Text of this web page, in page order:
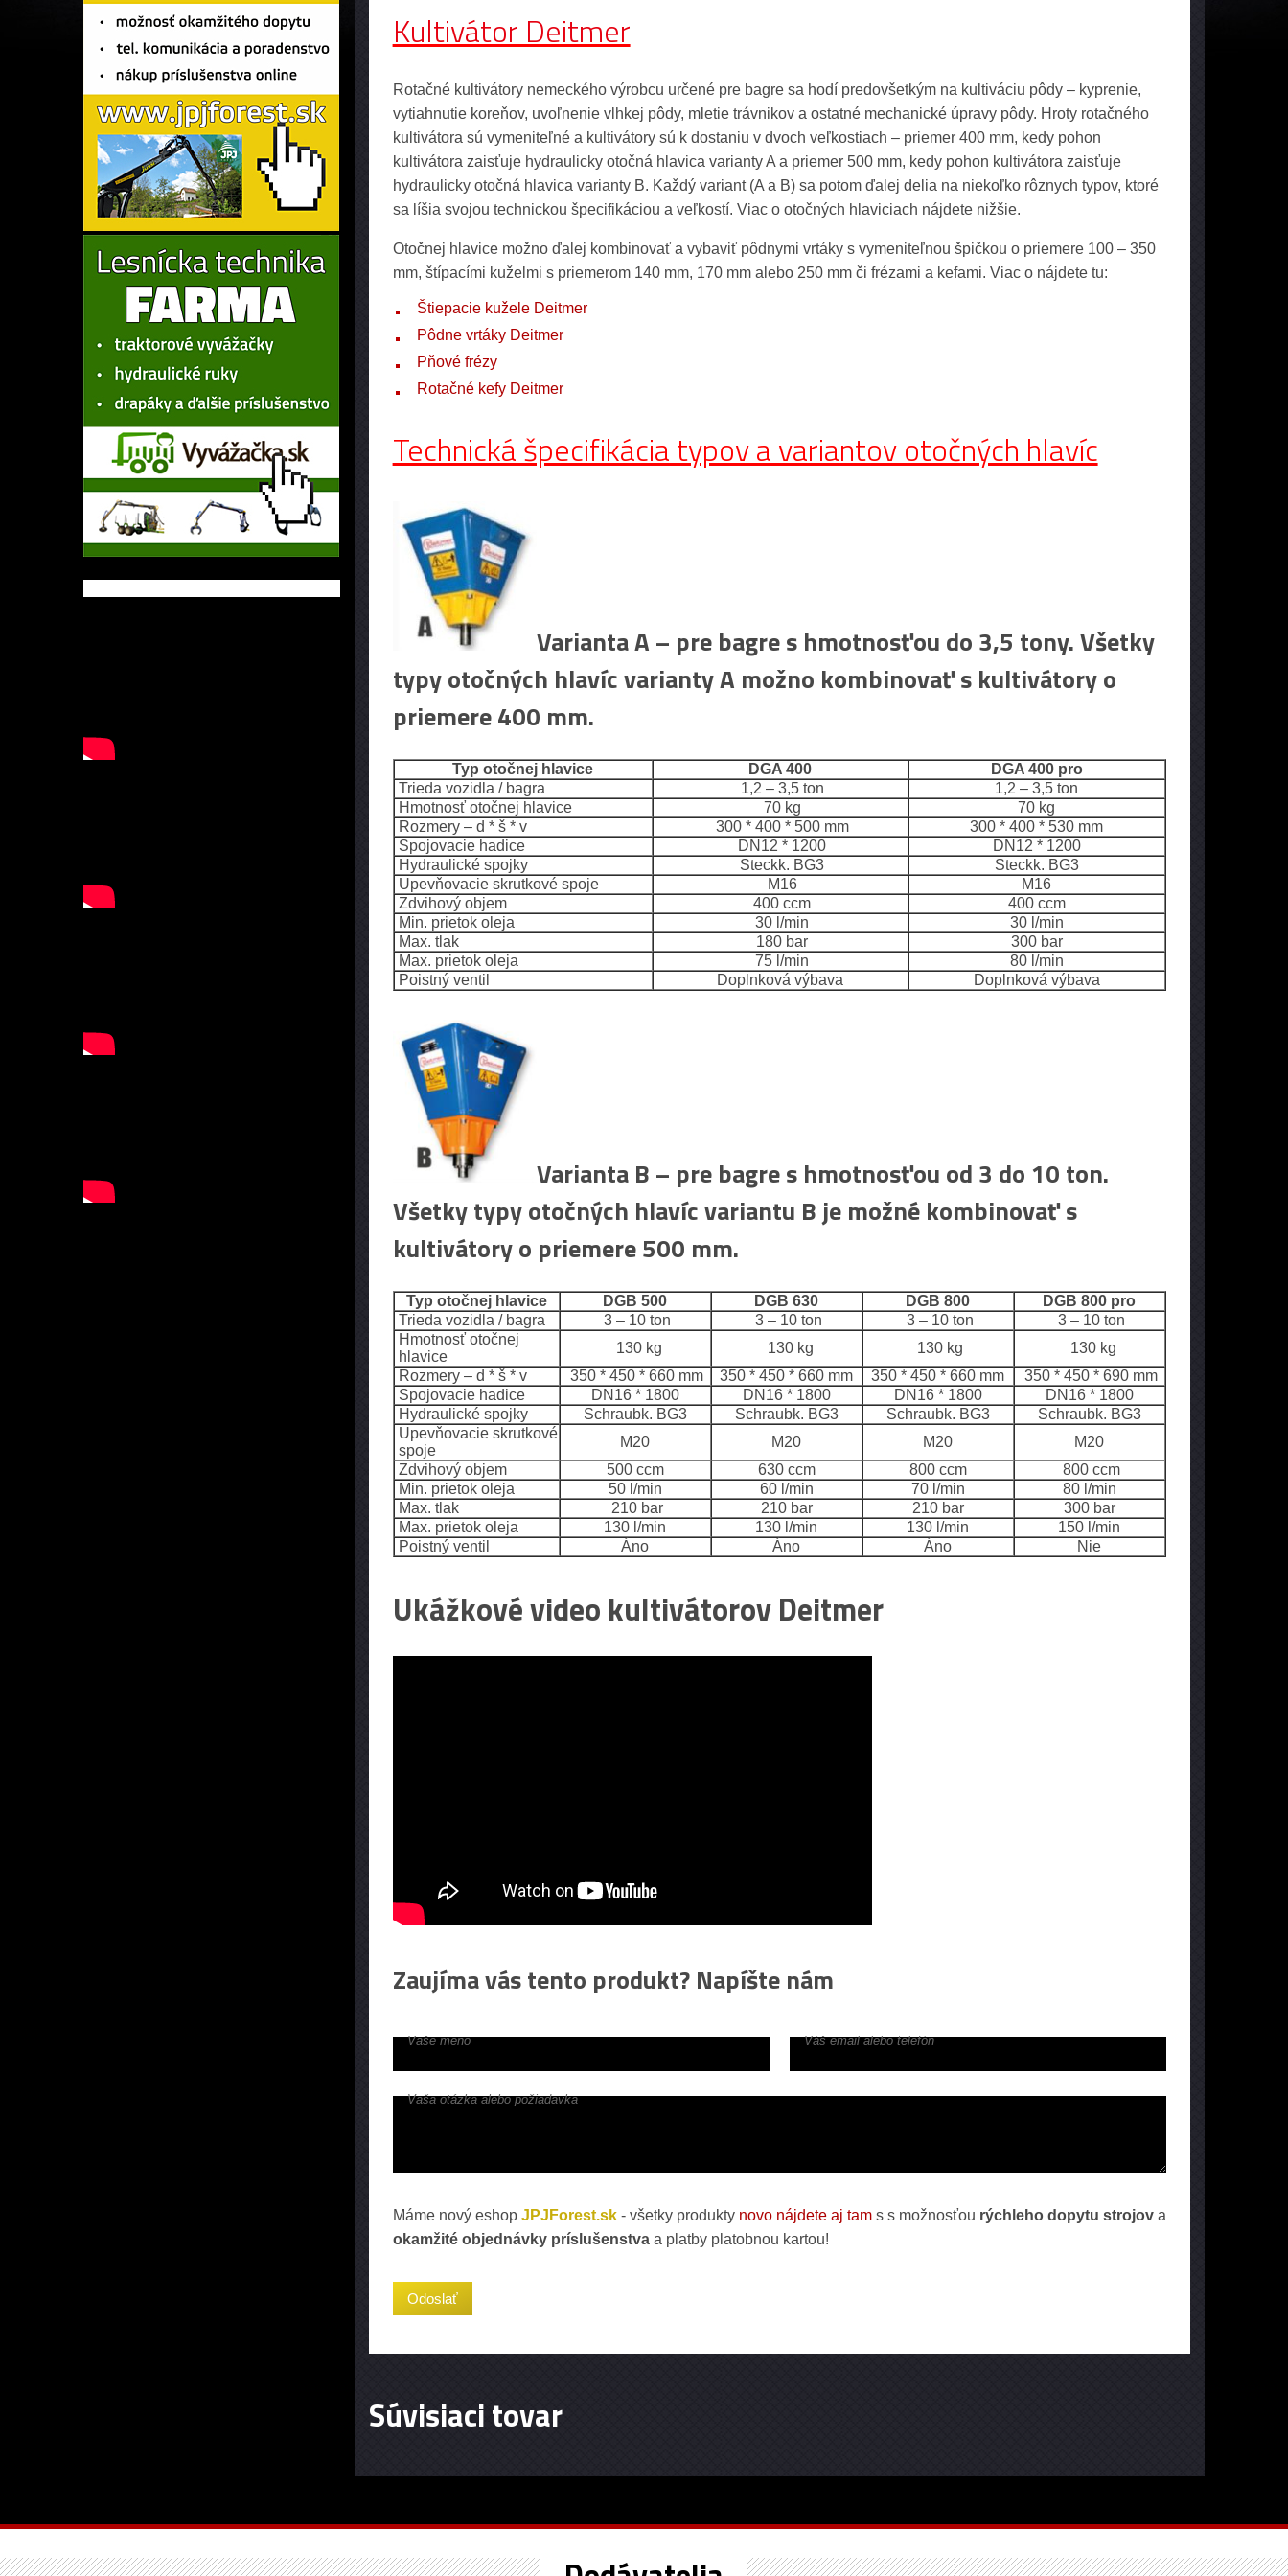
Kultivátor Deitmer
Rotačné kultivátory nemeckého výrobcu určené pre bagre sa hodí predovšetkým na kultiváciu pôdy – kyprenie,
vytiahnutie koreňov, uvoľnenie vlhkej pôdy, mletie trávnikov a ostatné mechanické úpravy pôdy. Hroty rotačného
kultivátora sú vymeniteľné a kultivátory sú k dostaniu v dvoch veľkostiach – priemer 400 mm, kedy pohon
kultivátora zaisťuje hydraulicky otočná hlavica varianty A a priemer 500 mm, kedy pohon kultivátora zaisťuje
hydraulicky otočná hlavica varianty B. Každý variant (A a B) sa potom ďalej delia na niekoľko rôznych typov, ktoré
sa líšia svojou technickou špecifikáciou a veľkostí. Viac o otočných hlaviciach nájdete nižšie.
Otočnej hlavice možno ďalej kombinovať a vybaviť pôdnymi vrtáky s vymeniteľnou špičkou o priemere 100 – 350
mm, štípacími kuželmi s priemerom 140 mm, 170 mm alebo 250 mm či frézami a kefami. Viac o nájdete tu:
Štiepacie kužele Deitmer
Pôdne vrtáky Deitmer
Pňové frézy
Rotačné kefy Deitmer
Technická špecifikácia typov a variantov otočných hlavíc
Varianta A – pre bagre s hmotnosťou do 3,5 tony. Všetky
typy otočných hlavíc varianty A možno kombinovať s kultivátory o
priemere 400 mm.
Typ otočnej hlavice DGA 400
DGA 400 pro
Trieda vozidla / bagra
1,2 – 3,5 ton
1,2 – 3,5 ton
Hmotnosť otočnej hlavice
70 kg
70 kg
Rozmery – d * š * v
300 * 400 * 500 mm
300 * 400 * 530 mm
Spojovacie hadice
DN12 * 1200
DN12 * 1200
Hydraulické spojky
Steckk. BG3
Steckk. BG3
Upevňovacie skrutkové spoje
M16
M16
Zdvihový objem
400 ccm
400 ccm
Min. prietok oleja
30 l/min
30 l/min
Max. tlak
180 bar
300 bar
Max. prietok oleja
75 l/min
80 l/min
Poistný ventil
Doplnková výbava Doplnková výbava
Varianta B – pre bagre s hmotnosťou od 3 do 10 ton.
Všetky typy otočných hlavíc variantu B je možné kombinovať s
kultivátory o priemere 500 mm.
Typ otočnej hlavice DGB 500 DGB 630 DGB 800
DGB 800 pro
Trieda vozidla / bagra
3 – 10 ton 3 – 10 ton 3 – 10 ton
3 – 10 ton
Hmotnosť otočnej
hlavice
130 kg 130 kg 130 kg
130 kg
Rozmery – d * š * v
350 * 450 * 660 mm 350 * 450 * 660 mm 350 * 450 * 660 mm
350 * 450 * 690 mm
Spojovacie hadice
DN16 * 1800 DN16 * 1800 DN16 * 1800
DN16 * 1800
Hydraulické spojky
Schraubk. BG3 Schraubk. BG3 Schraubk. BG3
Schraubk. BG3
Upevňovacie skrutkové
spoje
M20 M20 M20
M20
Zdvihový objem
500 ccm 630 ccm 800 ccm
800 ccm
Min. prietok oleja
50 l/min 60 l/min 70 l/min
80 l/min
Max. tlak
210 bar 210 bar 210 bar
300 bar
Max. prietok oleja
130 l/min 130 l/min 130 l/min
150 l/min
Poistný ventil
Áno Áno Áno Nie
Ukážkové video kultivátorov Deitmer
Zaujíma vás tento produkt? Napíšte nám
Vaše meno Váš email alebo telefón
Vaša otázka alebo požiadavka
Máme nový eshop JPJForest.sk- všetky produkty novo nájdete aj tams s možnosťou rýchleho dopytu strojova
okamžité objednávky príslušenstvaa platby platobnou kartou!
Súvisiaci tovar